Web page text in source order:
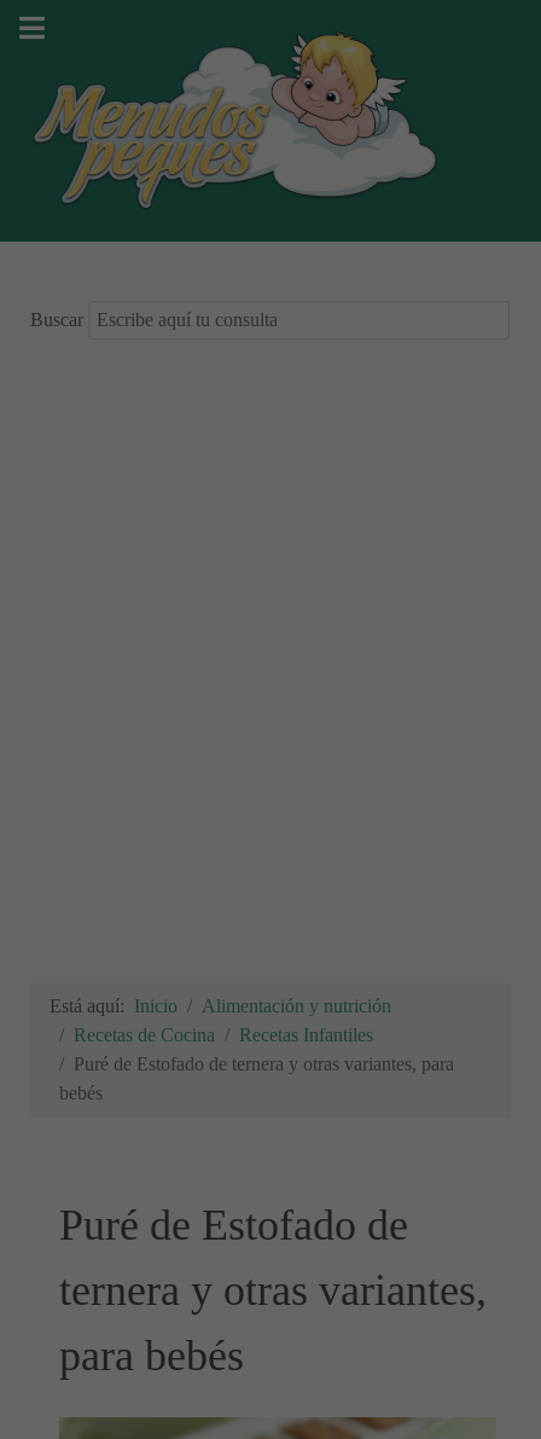
Buscar
Está aquí: Inicio
Alimentación y nutrición
Recetas de Cocina
Recetas Infantiles
Puré de Estofado de ternera y otras variantes, para
bebés
Puré de Estofado de
ternera y otras variantes,
para bebés